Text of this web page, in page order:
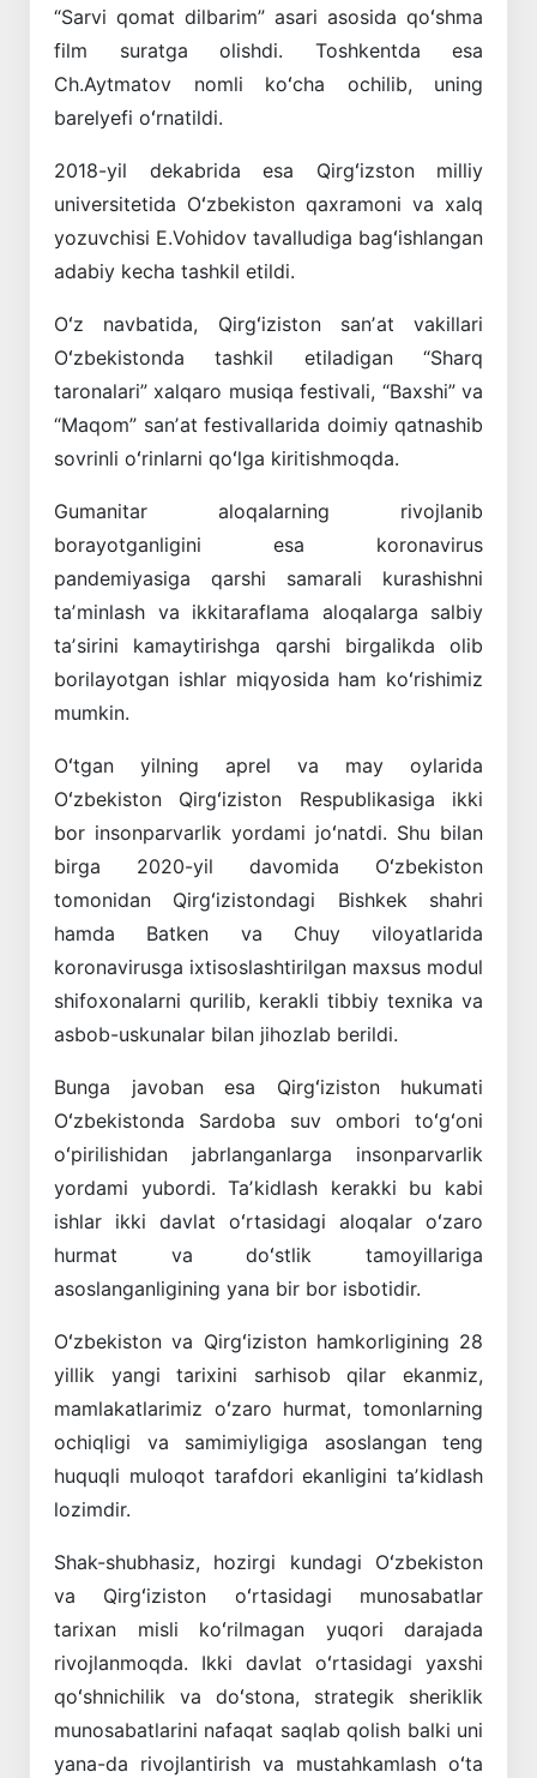
“Sarvi qomat dilbarim” asari asosida qoʻshma
film suratga olishdi. Toshkentda esa
Ch.Aytmatov nomli koʻcha ochilib, uning
barelyefi oʻrnatildi.
2018-yil dekabrida esa Qirgʻizston milliy
universitetida Oʻzbekiston qaxramoni va xalq
yozuvchisi E.Vohidov tavalludiga bagʻishlangan
adabiy kecha tashkil etildi.
Oʻz navbatida, Qirgʻiziston sanʼat vakillari
Oʻzbekistonda tashkil etiladigan “Sharq
taronalari” xalqaro musiqa festivali, “Baxshi” va
“Maqom” sanʼat festivallarida doimiy qatnashib
sovrinli oʻrinlarni qoʻlga kiritishmoqda.
Gumanitar aloqalarning rivojlanib
borayotganligini esa koronavirus
pandemiyasiga qarshi samarali kurashishni
taʼminlash va ikkitaraflama aloqalarga salbiy
taʼsirini kamaytirishga qarshi birgalikda olib
borilayotgan ishlar miqyosida ham koʻrishimiz
mumkin.
Oʻtgan yilning aprel va may oylarida
Oʻzbekiston Qirgʻiziston Respublikasiga ikki
bor insonparvarlik yordami joʻnatdi. Shu bilan
birga 2020-yil davomida Oʻzbekiston
tomonidan Qirgʻizistondagi Bishkek shahri
hamda Batken va Chuy viloyatlarida
koronavirusga ixtisoslashtirilgan maxsus modul
shifoxonalarni qurilib, kerakli tibbiy texnika va
asbob-uskunalar bilan jihozlab berildi.
Bunga javoban esa Qirgʻiziston hukumati
Oʻzbekistonda Sardoba suv ombori toʻgʻoni
oʻpirilishidan jabrlanganlarga insonparvarlik
yordami yubordi. Taʼkidlash kerakki bu kabi
ishlar ikki davlat oʻrtasidagi aloqalar oʻzaro
hurmat va doʻstlik tamoyillariga
asoslanganligining yana bir bor isbotidir.
Oʻzbekiston va Qirgʻiziston hamkorligining 28
yillik yangi tarixini sarhisob qilar ekanmiz,
mamlakatlarimiz oʻzaro hurmat, tomonlarning
ochiqligi va samimiyligiga asoslangan teng
huquqli muloqot tarafdori ekanligini taʼkidlash
lozimdir.
Shak-shubhasiz, hozirgi kundagi Oʻzbekiston
va Qirgʻiziston oʻrtasidagi munosabatlar
tarixan misli koʻrilmagan yuqori darajada
rivojlanmoqda. Ikki davlat oʻrtasidagi yaxshi
qoʻshnichilik va doʻstona, strategik sheriklik
munosabatlarini nafaqat saqlab qolish balki uni
yana-da rivojlantirish va mustahkamlash oʻta